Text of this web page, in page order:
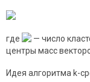
где — число
центры масс
Идея алгоритма k-